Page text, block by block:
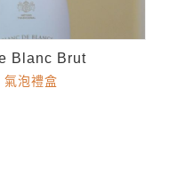
Blanc Brut
泡禮盒